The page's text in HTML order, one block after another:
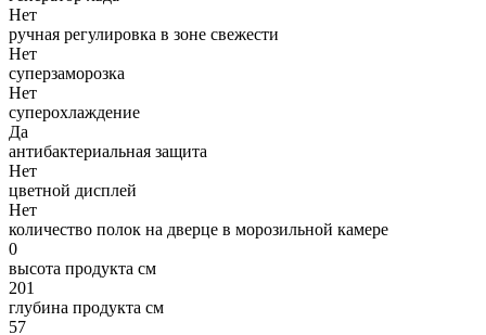
Нет
ручная регулировка в зоне свежести
Нет
суперзаморозка
Нет
суперохлаждение
Да
антибактериальная защита
Нет
цветной дисплей
Нет
количество полок на дверце в морозильной камере
0
высота продукта см
201
глубина продукта см
57